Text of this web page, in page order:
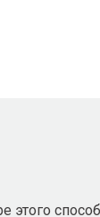
этого